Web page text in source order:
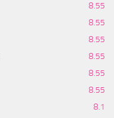
8.55
8.55
8.55
8.55
8.55
8.55
8.1